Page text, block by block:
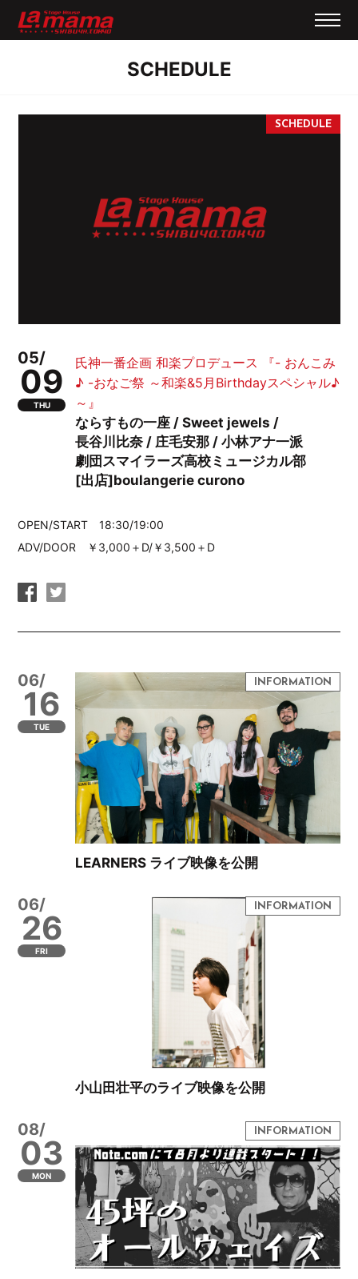
SCHEDULE
05/
09
THU
氏神一番企画 和楽プロデュース 『- おんこみ
♪ -おなご祭 ～和楽&5月Birthdayスペシャル♪
～』
ならすもの一座 / Sweet jewels /
長谷川比奈 / 庄毛安那 / 小林アナ一派
劇団スマイラーズ高校ミュージカル部
[出店]boulangerie curono
OPEN/START 18:30/19:00
ADV/DOOR ￥3,000＋D/￥3,500＋D
06/
16
TUE
LEARNERS ライブ映像を公開
06/
26
FRI
小山田壮平のライブ映像を公開
08/
03
MON